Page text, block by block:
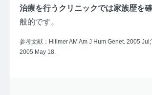
治療を行うクリニックでは家族歴を
般的です。
参考文献：Hillmer AM Am J Hum Genet. 2005
2005 May 18.